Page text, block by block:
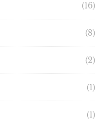
(16)
(8)
(2)
(1)
(1)